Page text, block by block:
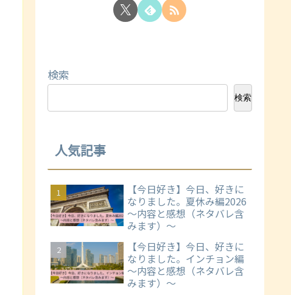
検索
検索
人気記事
【今日好き】今日、好きに
なりました。夏休み編2026
～内容と感想（ネタバレ含
みます）～
【今日好き】今日、好きに
なりました。インチョン編
～内容と感想（ネタバレ含
みます）～